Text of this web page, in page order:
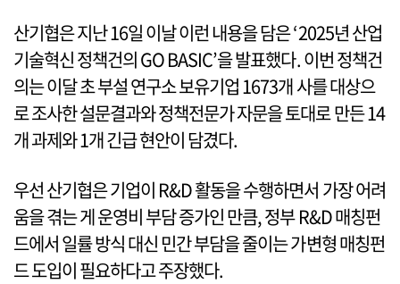
산기협은 지난 16일 이날 이런 내용을 담은 ‘2025년 산업
기술혁신 정책건의 GO BASIC’을 발표했다. 이번 정책건
의는 이달 초 부설 연구소 보유기업 1673개 사를 대상으
로 조사한 설문결과와 정책전문가 자문을 토대로 만든 14
개 과제와 1개 긴급 현안이 담겼다.
우선 산기협은 기업이 R&D 활동을 수행하면서 가장 어려
움을 겪는 게 운영비 부담 증가인 만큼, 정부 R&D 매칭펀
드에서 일률 방식 대신 민간 부담을 줄이는 가변형 매칭펀
드 도입이 필요하다고 주장했다.